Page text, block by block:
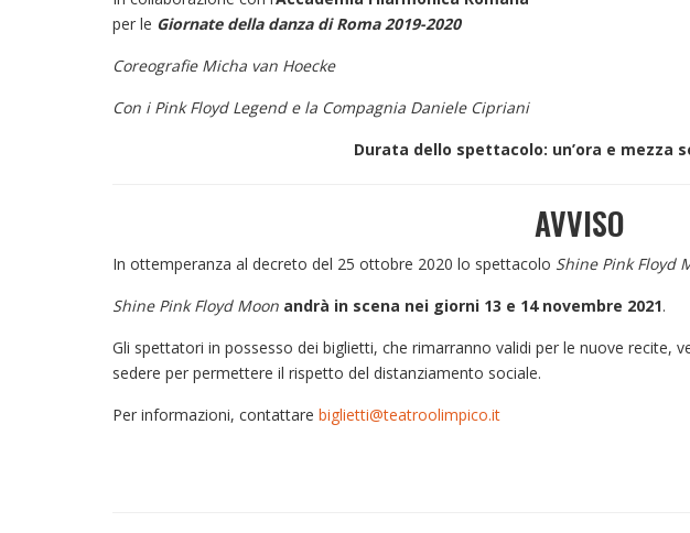
per le Giornate della danza di Roma 2019-2020
Coreografie Micha van Hoecke
Con i Pink Floyd Legend e la Compagnia Daniele Cipriani
Durata dello spettacolo: un’ora e mezza
AVVISO
In ottemperanza al decreto del 25 ottobre 2020 lo spettacolo Shine Pink Floyd
Shine Pink Floyd Moon andrà in scena nei giorni 13 e 14 novembre 2021.
Gli spettatori in possesso dei biglietti, che rimarranno validi per le nuove recite,
sedere per permettere il rispetto del distanziamento sociale.
Per informazioni, contattare biglietti@teatroolimpico.it